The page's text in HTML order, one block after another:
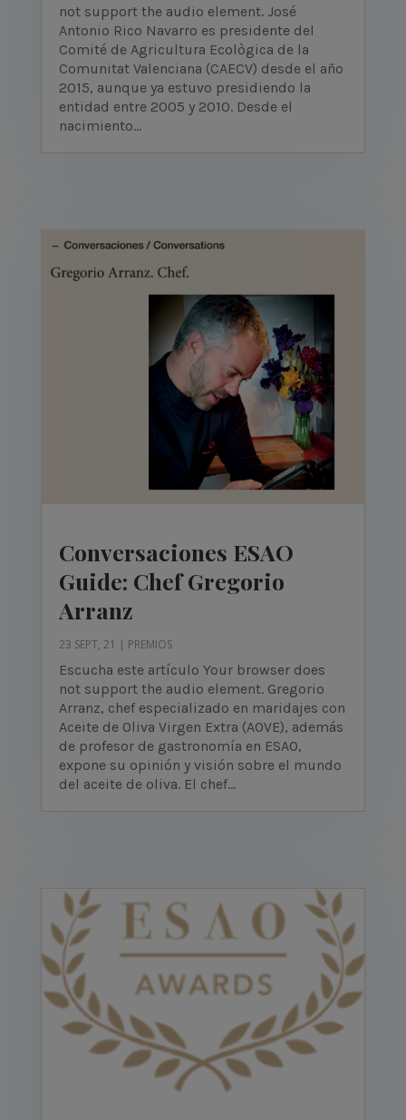
not support the audio element. José
Antonio Rico Navarro es presidente del
Comité de Agricultura Ecològica de la
Comunitat Valenciana (CAECV) desde el año
2015, aunque ya estuvo presidiendo la
entidad entre 2005 y 2010. Desde el
nacimiento...
Conversaciones ESAO
Guide: Chef Gregorio
Arranz
23 SEPT, 21 | PREMIOS
Escucha este artículo Your browser does
not support the audio element. Gregorio
Arranz, chef especializado en maridajes con
Aceite de Oliva Virgen Extra (AOVE), además
de profesor de gastronomía en ESAO,
expone su opinión y visión sobre el mundo
del aceite de oliva. El chef...